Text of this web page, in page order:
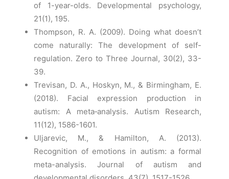
of 1-year-olds. Developmental psychology,
21(1), 195.
Thompson, R. A. (2009). Doing what doesn’t
come naturally: The development of self-
regulation. Zero to Three Journal, 30(2), 33-
39.
Trevisan, D. A., Hoskyn, M., & Birmingham, E.
(2018). Facial expression production in
autism: A meta‐analysis. Autism Research,
11(12), 1586-1601.
Uljarevic, M., & Hamilton, A. (2013).
Recognition of emotions in autism: a formal
meta-analysis. Journal of autism and